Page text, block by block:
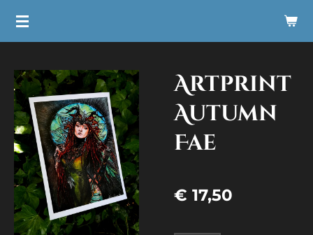
Ga
de
hoofdinhoud
Artprint
Autumn
Fae
€ 17,50